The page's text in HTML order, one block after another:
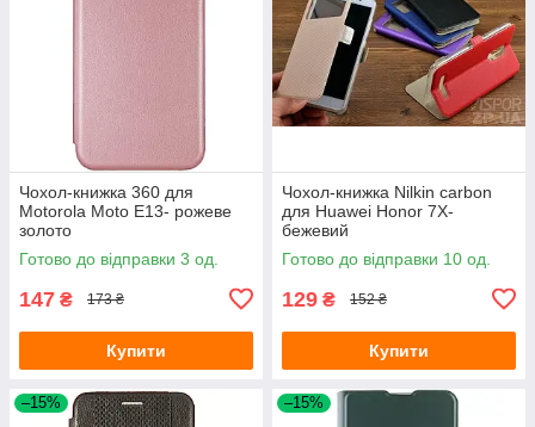
Чохол-книжка 360 для
Motorola Moto E13- рожеве
золото
Готово до відправки 3 од.
147 ₴ 173 ₴
Купити
Чохол-книжка Nilkin carbon
для Huawei Honor 7X-
бежевий
Готово до відправки 10 од.
129 ₴ 152 ₴
Купити
–15% –15%